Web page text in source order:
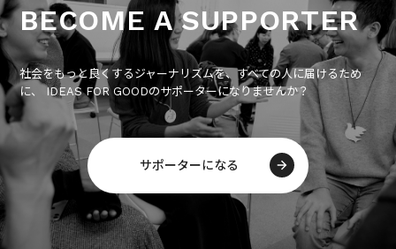
BECOME A SUPPORTER
社会をもっと良くするジャーナリズムを、すべての人に届けるため
に、 IDEAS FOR GOODのサポーターになりませんか？
サポーターになる